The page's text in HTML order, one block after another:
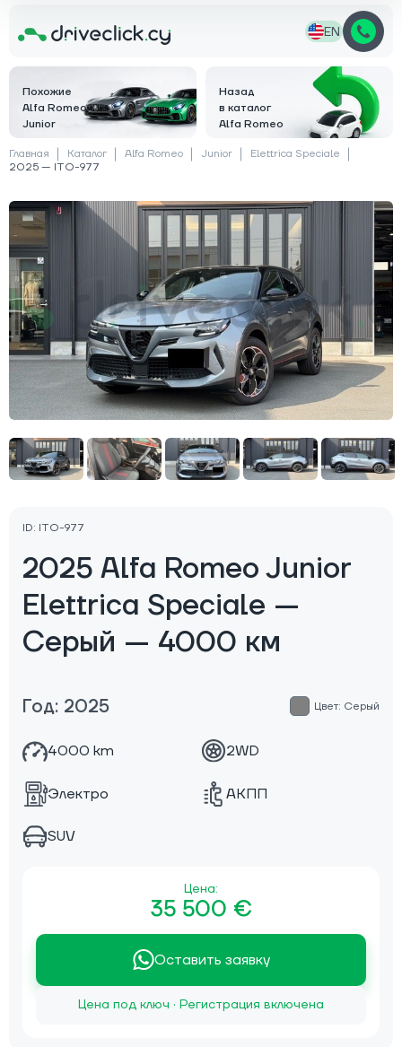
EN
Похожие
Alfa Romeo
Junior
Назад
в каталог
Alfa Romeo
Главная Каталог Alfa Romeo Junior
Elettrica Speciale
2025 — ITO-977
ID: ITO-977
2025 Alfa Romeo Junior
Elettrica Speciale —
Серый — 4000 км
Год: 2025 Цвет: Серый
4000 km 2WD
Электро АКПП
SUV
Цена:
35 500 €
Оставить заявку
Цена под ключ · Регистрация включена